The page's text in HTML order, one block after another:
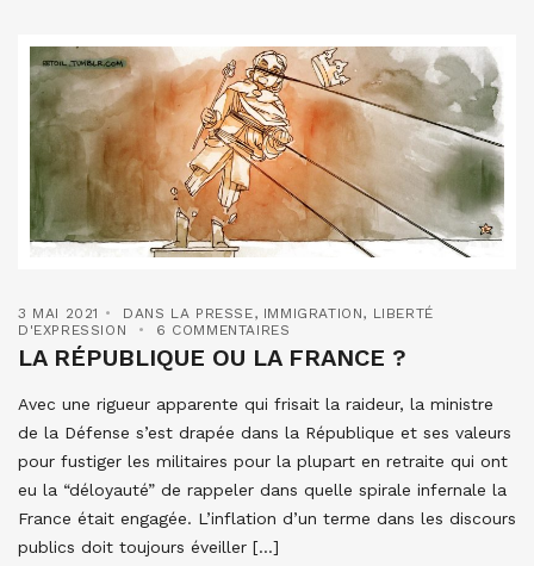
3 MAI 2021 DANS LA PRESSE, IMMIGRATION, LIBERTÉ
D'EXPRESSION
6 COMMENTAIRES
LA RÉPUBLIQUE OU LA FRANCE ?
Avec une rigueur apparente qui frisait la raideur, la ministre
de la Défense s’est drapée dans la République et ses valeurs
pour fustiger les militaires pour la plupart en retraite qui ont
eu la “déloyauté” de rappeler dans quelle spirale infernale la
France était engagée. L’inflation d’un terme dans les discours
publics doit toujours éveiller […]